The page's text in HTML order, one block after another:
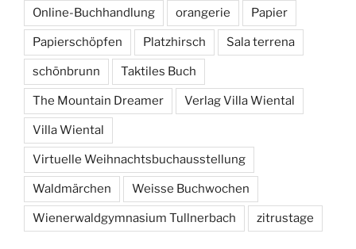
Online-Buchhandlung orangerie Papier
Papierschöpfen Platzhirsch Sala terrena
schönbrunn Taktiles Buch
The Mountain Dreamer Verlag Villa Wiental
Villa Wiental
Virtuelle Weihnachtsbuchausstellung
Waldmärchen Weisse Buchwochen
Wienerwaldgymnasium Tullnerbach zitrustage